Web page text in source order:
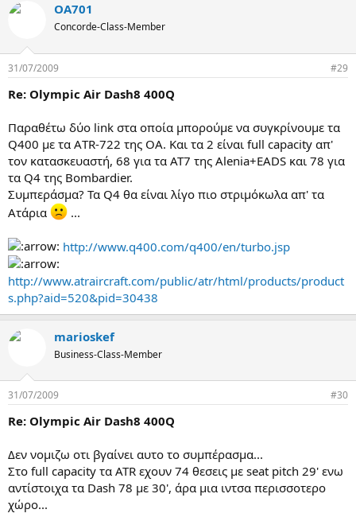
OA701
Concorde-Class-Member
31/07/2009 #29
Re: Olympic Air Dash8 400Q
Παραθέτω δύο link στα οποία μπορούμε να συγκρίνουμε τα
Q400 με τα ΑTR-722 της ΟΑ. Και τα 2 είναι full capacity απ'
τον κατασκευαστή, 68 για τα ΑΤ7 της Alenia+EADS και 78 για
τα Q4 της Bombardier.
Συμπεράσμα? Τα Q4 θα είναι λίγο πιο στριμόκωλα απ' τα
Ατάρια
...
http://www.q400.com/q400/en/turbo.jsp
http://www.atraircraft.com/public/atr/html/products/product
s.php?aid=520&pid=30438
marioskef
Business-Class-Member
31/07/2009 #30
Re: Olympic Air Dash8 400Q
Δεν νομιζω οτι βγαίνει αυτο το συμπέρασμα...
Στο full capacity τα ATR εχουν 74 θεσεις με seat pitch 29' ενω
αντίστοιχα τα Dash 78 με 30', άρα μια ιντσα περισσοτερο
χώρο...